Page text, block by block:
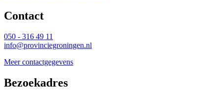
Contact
050 - 316 49 11
info@provinciegroningen.nl
Meer contactgegevens
Bezoekadres